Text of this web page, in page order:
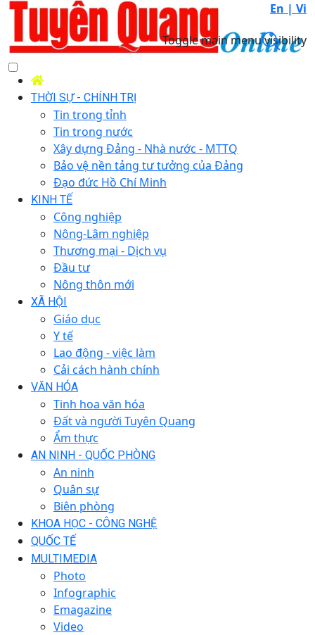
En | Vi
Toggle main menu visibility
THỜI SỰ - CHÍNH TRỊ
Tin trong tỉnh
Tin trong nước
Xây dựng Đảng - Nhà nước - MTTQ
Bảo vệ nền tảng tư tưởng của Đảng
Đạo đức Hồ Chí Minh
KINH TẾ
Công nghiệp
Nông-Lâm nghiệp
Thương mại - Dịch vụ
Đầu tư
Nông thôn mới
XÃ HỘI
Giáo dục
Y tế
Lao động - việc làm
Cải cách hành chính
VĂN HÓA
Tinh hoa văn hóa
Đất và người Tuyên Quang
Ẩm thực
AN NINH - QUỐC PHÒNG
An ninh
Quân sự
Biên phòng
KHOA HỌC - CÔNG NGHỆ
QUỐC TẾ
MULTIMEDIA
Photo
Infographic
Emagazine
Video